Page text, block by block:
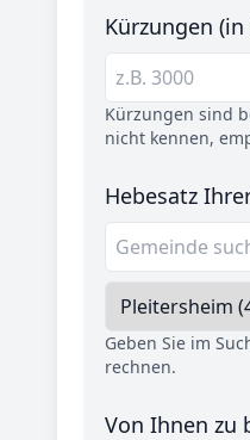
Kürzungen (in
Kürzungen sind
nicht kennen,
Hebesatz
Geben Sie im
rechnen.
Von Ihnen zu